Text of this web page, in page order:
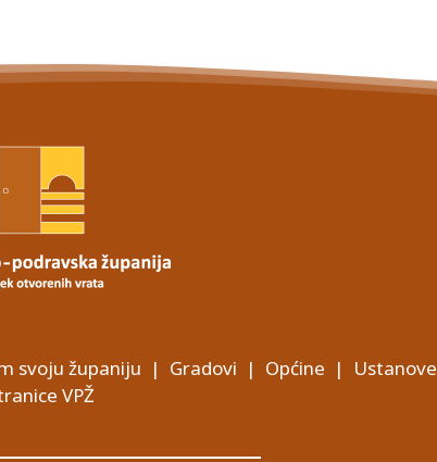
svoju županiju | Gradovi | Općine | Ustanove
VPŽ